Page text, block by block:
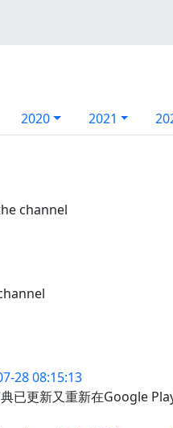
2020 2021
channel
28 08:15:13
已更新又重新在Google